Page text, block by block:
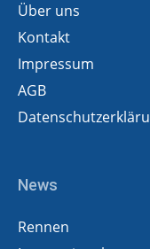
Über uns
Kontakt
Impressum
AGB
News
Rennen